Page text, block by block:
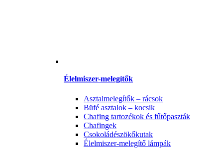
Élelmiszer-melegítők
Asztalmelegítők – rácsok
Büfé asztalok – kocsik
Chafing tartozékok és fűtőpaszták
Chafingek
Csokoládészökőkutak
Élelmiszer-melegítő lámpák